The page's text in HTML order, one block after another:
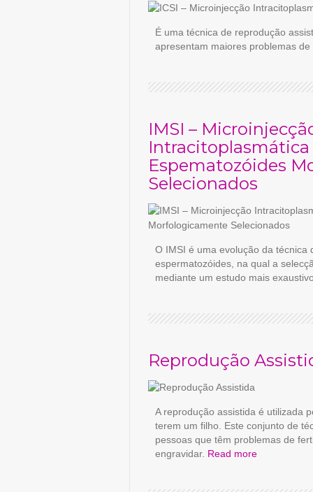
É uma técnica de reprodução
apresentam maiores problemas
IMSI –
Intracitoplasmática
Espematozóides
Selecionados
O IMSI é uma evolução da técnica
espermatozóides, na qual a
mediante um estudo mais
Reprodução
A reprodução assistida é utilizada
terem um filho. Este conjunto de
pessoas que têm problemas de
engravidar. Read more